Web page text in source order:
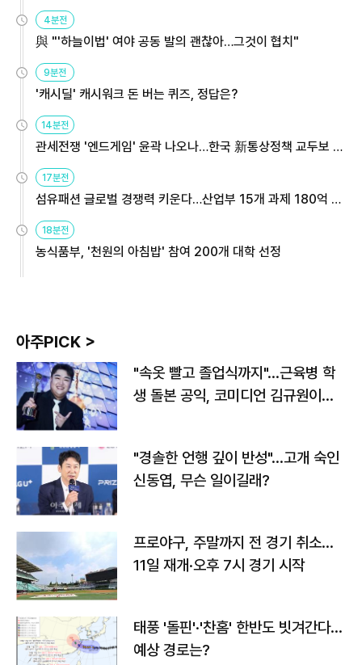
4분전
與 "'하늘이법' 여야 공동 발의 괜찮아…그것이 협치"
9분전
'캐시딜' 캐시워크 돈 버는 퀴즈, 정답은?
14분전
관세전쟁 '엔드게임' 윤곽 나오나…한국 新통상정책 교두보 활
17분전
섬유패션 글로벌 경쟁력 키운다…산업부 15개 과제 180억 지
18분전
농식품부, '천원의 아침밥' 참여 200개 대학 선정
아주PICK >
"속옷 빨고 졸업식까지"…근육병 학
생 돌본 공익, 코미디언 김규원이었
"경솔한 언행 깊이 반성"…고개 숙인
신동엽, 무슨 일이길래?
프로야구, 주말까지 전 경기 취소…
11일 재개·오후 7시 경기 시작
태풍 '돌핀'·'찬홈' 한반도 빗겨간다…
예상 경로는?